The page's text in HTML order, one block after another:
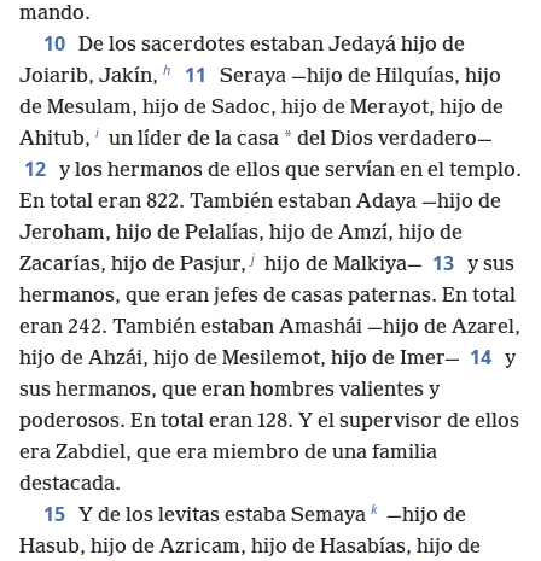
mando.
10 De los sacerdotes estaban Jedayá hijo de
Joiarib, Jakín, h 11
Seraya —hijo de Hilquías, hijo
de Mesulam, hijo de Sadoc, hijo de Merayot, hijo de
Ahitub, i un líder de la casa * del Dios verdadero—
12 y los hermanos de ellos que servían en el templo.
En total eran 822. También estaban Adaya —hijo de
Jeroham, hijo de Pelalías, hijo de Amzí, hijo de
Zacarías, hijo de Pasjur, j hijo de Malkiya— 13 y sus
hermanos, que eran jefes de casas paternas. En total
eran 242. También estaban Amashái —hijo de Azarel,
hijo de Ahzái, hijo de Mesilemot, hijo de Imer— 14 y
sus hermanos, que eran hombres valientes y
poderosos. En total eran 128. Y el supervisor de ellos
era Zabdiel, que era miembro de una familia
destacada.
15 Y de los levitas estaba Semaya k —hijo de
Hasub, hijo de Azricam, hijo de Hasabías, hijo de